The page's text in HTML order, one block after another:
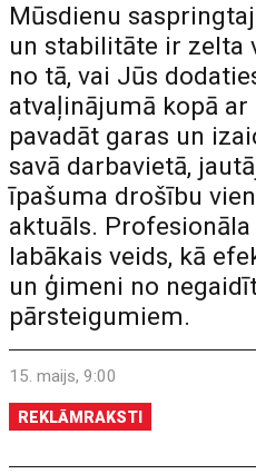
Mūsdienu
un stabilitāte ir zelta
no tā, vai Jūs
atvaļinājumā kopā
pavadāt garas un
savā darbavietā,
īpašuma drošību
aktuāls.
labākais veids, kā
un ģimeni no
pārsteigumiem.
15. maijs, 9:00
REKLĀMRAKSTI